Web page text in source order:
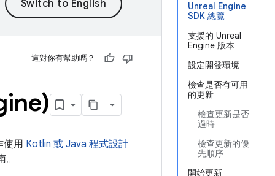
Unreal Engine
SDK 總覽
支援的 Unreal
Engine 版本
設定開發環境
檢查是否有可用
的更新
檢查更新是否
過時
檢查更新的優
先順序
開始更新
這對你有幫助嗎？
使用 Kotlin 或 Java 程式設計